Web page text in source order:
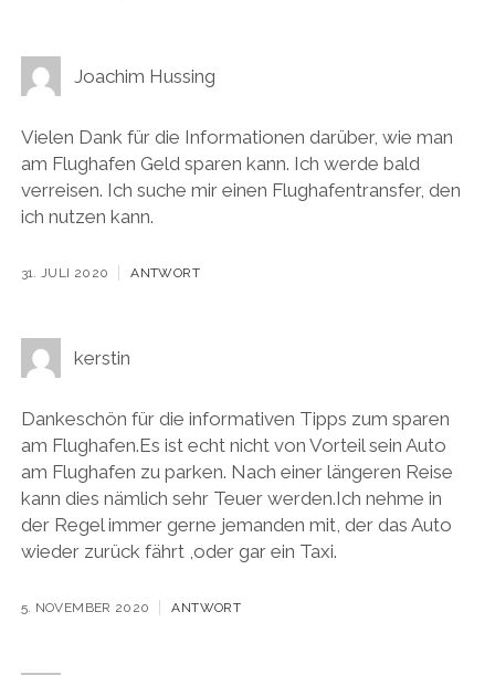
Joachim Hussing
Vielen Dank für die Informationen darüber, wie man
am Flughafen Geld sparen kann. Ich werde bald
verreisen. Ich suche mir einen Flughafentransfer, den
ich nutzen kann.
31. JULI 2020 ANTWORT
kerstin
Dankeschön für die informativen Tipps zum sparen
am Flughafen.Es ist echt nicht von Vorteil sein Auto
am Flughafen zu parken. Nach einer längeren Reise
kann dies nämlich sehr Teuer werden.Ich nehme in
der Regel immer gerne jemanden mit, der das Auto
wieder zurück fährt ,oder gar ein Taxi.
5. NOVEMBER 2020 ANTWORT